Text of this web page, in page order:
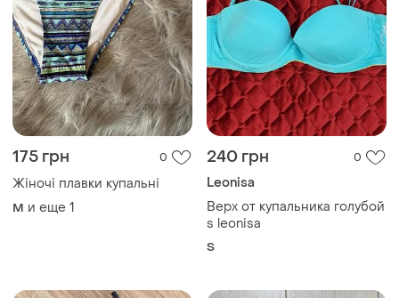
175 грн 0
Жіночі плавки купальні
M и еще 1
240 грн 0
Leonisa
Верх от купальника голубой
s leonisa
S